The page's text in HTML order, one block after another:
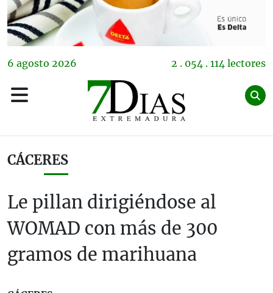
6 agosto 2026 2 . 054 . 114 lectores
CÁCERES
Le pillan dirigiéndose al
WOMAD con más de 300
gramos de marihuana